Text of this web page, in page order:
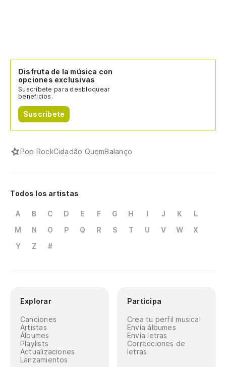
Disfruta de la música con
opciones exclusivas
Suscríbete para desbloquear
beneficios.
Suscríbete
Pop RockCidadão QuemBalanço
Todos los artistas
A B C D E F G H I J K
L
M
N O P Q R S T U V W
X
Y
Z #
Explorar
Canciones
Artistas
Álbumes
Playlists
Actualizaciones
Lanzamientos
Participa
Crea tu perfil musical
Envía álbumes
Envía letras
Correcciones de
letras